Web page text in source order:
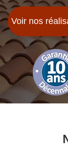
Voir nos